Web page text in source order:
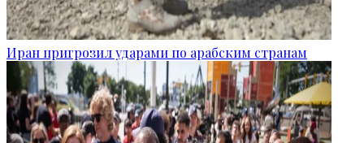
Иран пригрозил ударами по арабским странам